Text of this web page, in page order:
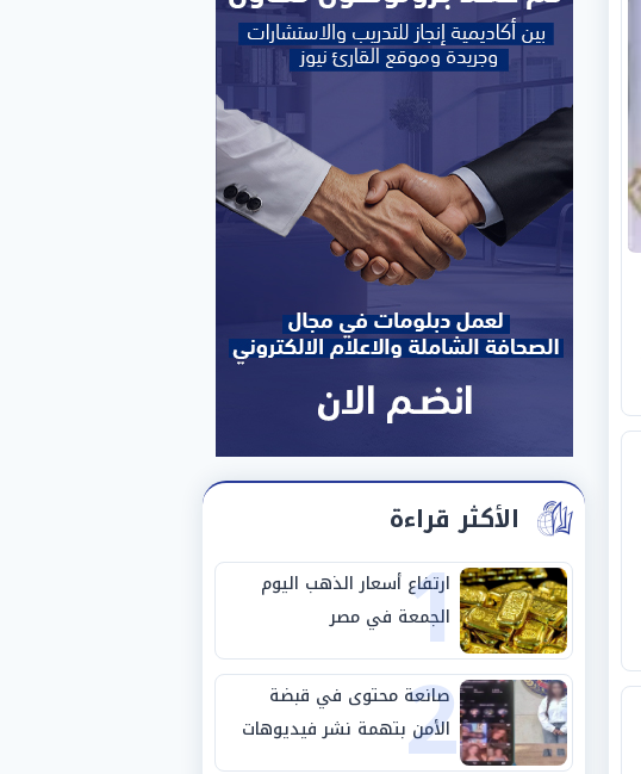
الأكثر قراءة
1
ارتفاع أسعار الذهب اليوم
الجمعة في مصر
2
صانعة محتوى في قبضة
الأمن بتهمة نشر فيديوهات
خادشة للحياء